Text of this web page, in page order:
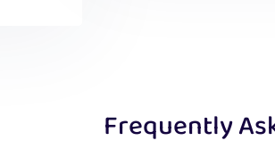
Frequently